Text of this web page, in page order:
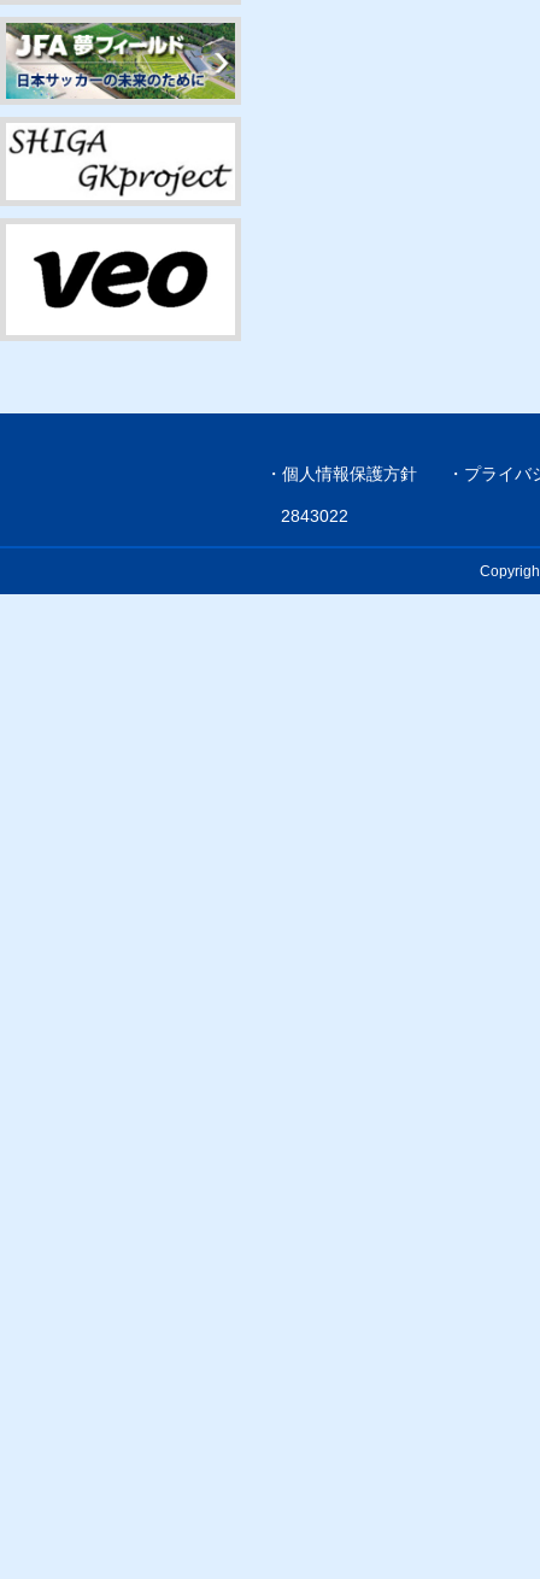
・ 個人情報保護方針 ・ プライバ
2843022